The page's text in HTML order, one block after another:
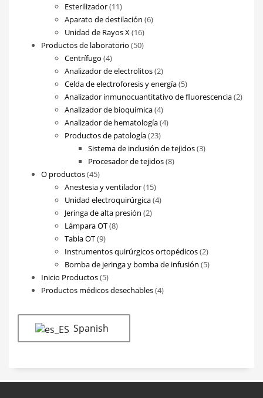
Esterilizador 1111
productos
Aparato de destilación 66
Unidad de Rayos X 1616
productos
Productos de laboratorio 5050
Centrífugo 44
productos
Analizador de electrolitos 22
productos
Celda de electroforesis y energía 55
productos
Analizador inmunocuantitativo de fluorescencia 22
Analizador de bioquímica 44
productos
Analizador de hematología 44
Productos de patología 2323
productos
Sistema de inclusión de tejidos 33
Procesador de tejidos 88
O productos 4545
productos
Anestesia y ventilador 1515
productos
Unidad electroquirúrgica 44
Jeringa de alta presión 22
Lámpara OT 88
Tabla OT 99
productos
Instrumentos quirúrgicos ortopédicos 22
productos
Bomba de jeringa y bomba de infusión 55
Inicio Productos 55
productos
Productos médicos desechables 44
Spanish